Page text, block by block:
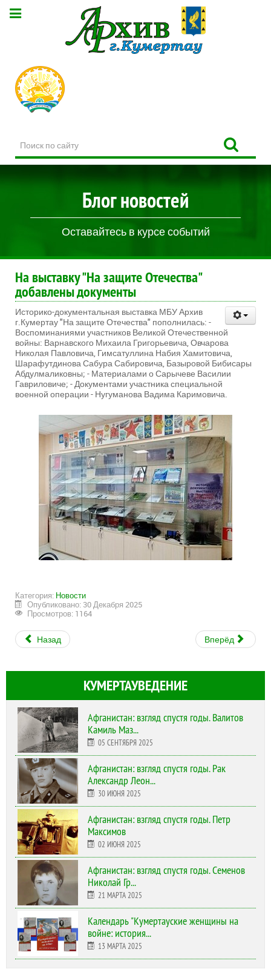
по
сайту
Блог новостей
Оставайтесь в курсе событий
На выставку "На защите Отечества"
добавлены документы
Историко-документальная выставка МБУ Архив
г.Кумертау "На защите Отечества" пополнилась: -
Воспоминаниями участников Великой Отечественной
войны: Варнавского Михаила Григорьевича, Овчарова
Николая Павловича, Гимсатуллина Набия Хамитовича,
Шарафутдинова Сабура Сабировича, Базыровой Бибисары
Абдулмаликовны; - Материалами о Сарычеве Василии
Гавриловиче; - Документами участника специальной
военной операции - Нугуманова Вадима Каримовича.
Категория: Новости
Опубликовано: 30 Декабря 2025
Просмотров: 1164
Назад Вперёд
КУМЕРТАУВЕДЕНИЕ
Афганистан: взгляд спустя годы. Валитов
Камиль Маз...
05 СЕНТЯБРЯ 2025
Афганистан: взгляд спустя годы. Рак
Александр Леон...
30 ИЮНЯ 2025
Афганистан: взгляд спустя годы. Петр
Максимов
02 ИЮНЯ 2025
Афганистан: взгляд спустя годы. Семенов
Николай Гр...
21 МАРТА 2025
Календарь "Кумертауские женщины на
войне: история...
13 МАРТА 2025